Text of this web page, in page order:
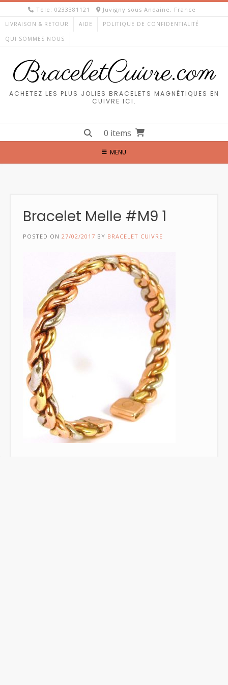
Skip
content
Tele: 0233381121 Juvigny sous Andaine, France
LIVRAISON & RETOUR AIDE POLITIQUE DE CONFIDENTIALITÉ
QUI SOMMES NOUS
BraceletCuivre.com
ACHETEZ LES PLUS JOLIES BRACELETS MAGNÉTIQUES EN
CUIVRE ICI.
0 items
MENU
Bracelet Melle #M9 1
POSTED ON 27/02/2017 BY BRACELET CUIVRE